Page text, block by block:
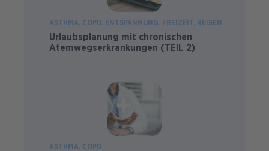
ASTHMA COPD ENTSPANNUNG FREIZEIT REISEN
Urlaubsplanung mit chronischen
Atemwegserkrankungen (TEIL 2)
ASTHMA COPD